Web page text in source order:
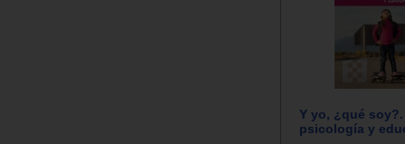
Y yo, ¿qué
psicología y